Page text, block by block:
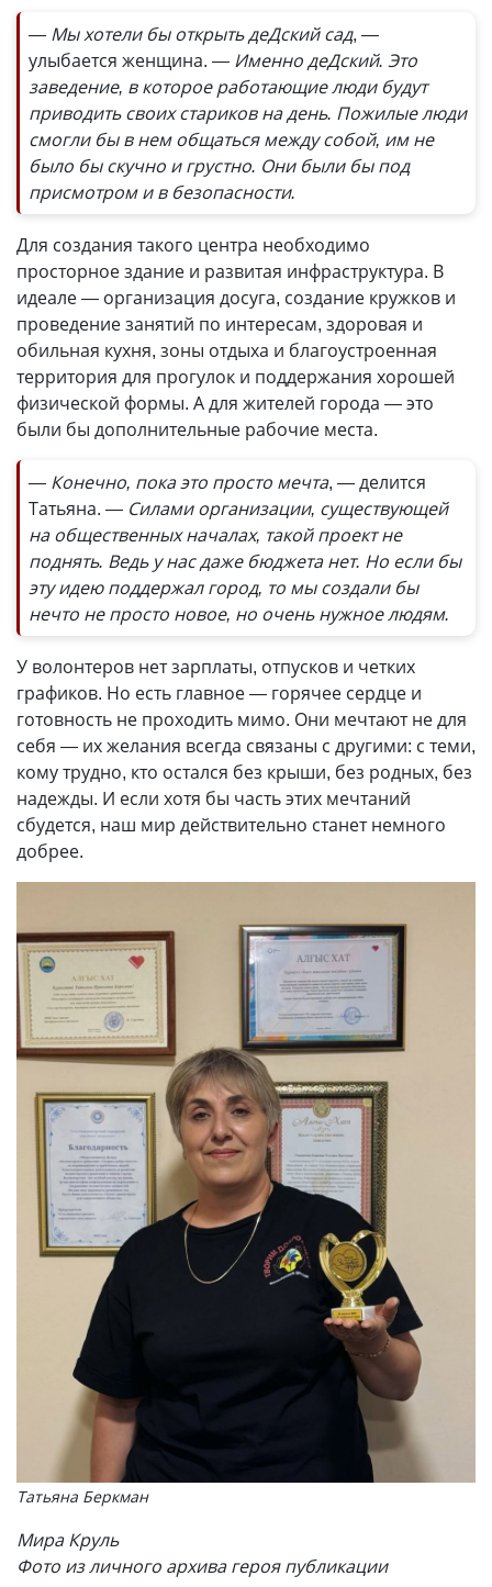
— Мы хотели бы открыть деДский сад, —
улыбается женщина. — Именно деДский. Это
заведение, в которое работающие люди будут
приводить своих стариков на день. Пожилые люди
смогли бы в нем общаться между собой, им не
было бы скучно и грустно. Они были бы под
присмотром и в безопасности.
Для создания такого центра необходимо
просторное здание и развитая инфраструктура. В
идеале — организация досуга, создание кружков и
проведение занятий по интересам, здоровая и
обильная кухня, зоны отдыха и благо­устроенная
территория для прогулок и поддержания хорошей
физической формы. А для жителей города — это
были бы дополнительные рабочие места.
— Конечно, пока это прос­то мечта, — делится
Татьяна. — Силами организации, существующей
на общественных началах, такой проект не
поднять. Ведь у нас даже бюджета нет. Но если бы
эту идею поддержал город, то мы создали бы
нечто не просто новое, но очень нужное людям.
У волонтеров нет зарплаты, отпусков и четких
графиков. Но есть главное — горячее сердце и
готовность не проходить мимо. Они мечтают не для
себя — их желания всегда связаны с другими: с теми,
кому трудно, кто остался без крыши, без родных, без
надежды. И если хотя бы часть этих мечтаний
сбудется, наш мир действительно станет немного
добрее.
Татьяна Беркман
Мира Круль
Фото из личного архива героя публикации